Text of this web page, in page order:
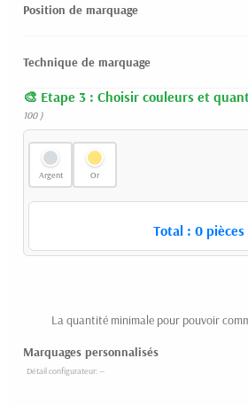
Position de marquage
Technique de marquage
Etape 3 : Choisir couleurs et
100 )
Argent Or
Total : 0pièces
La quantité minimale pour pouvoir
Marquages personnalisés